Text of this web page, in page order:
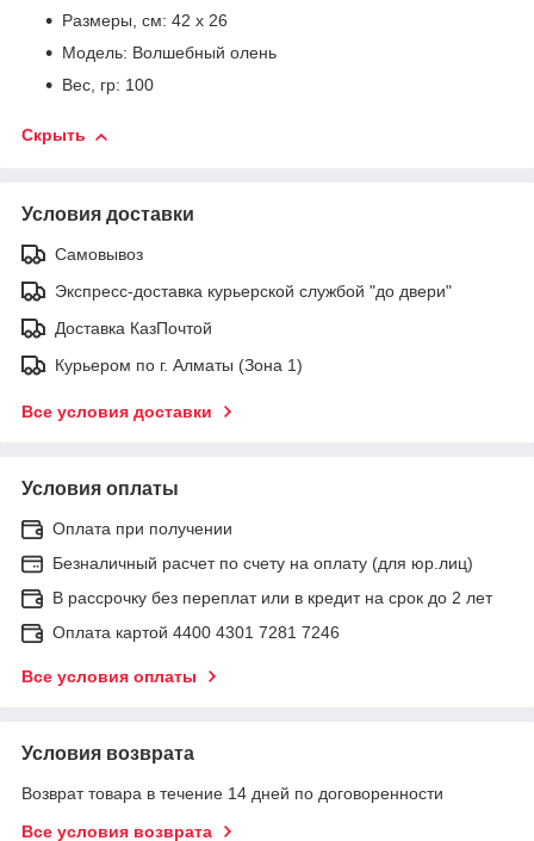
Размеры, см: 42 х 26
Модель: Волшебный олень
Вес, гр: 100
Скрыть
Условия доставки
Самовывоз
Экспресс-доставка курьерской службой "до двери"
Доставка КазПочтой
Курьером по г. Алматы (Зона 1)
Все условия доставки
Условия оплаты
Оплата при получении
Безналичный расчет по счету на оплату (для юр.лиц)
В рассрочку без переплат или в кредит на срок до 2 лет
Оплата картой 4400 4301 7281 7246
Все условия оплаты
Условия возврата
Возврат товара в течение 14 дней по договоренности
Все условия возврата